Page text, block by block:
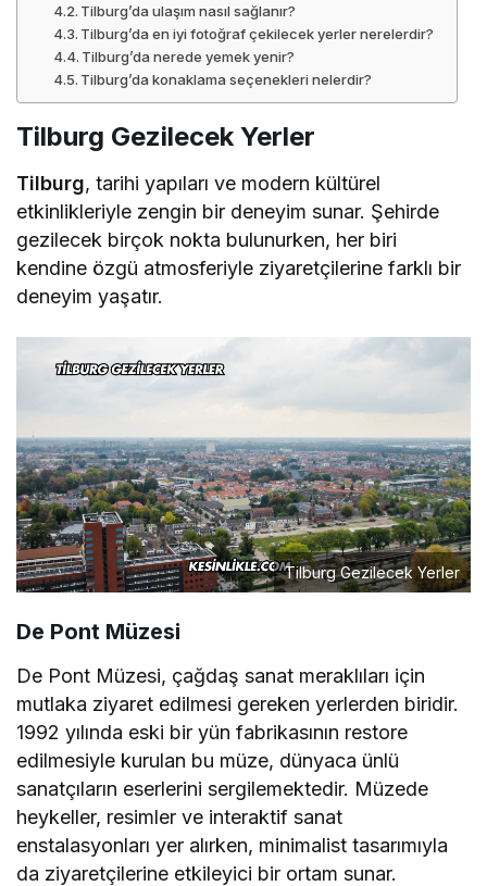
Tilburg’da ulaşım nasıl sağlanır?
Tilburg’da en iyi fotoğraf çekilecek yerler nerelerdir?
Tilburg’da nerede yemek yenir?
Tilburg’da konaklama seçenekleri nelerdir?
Tilburg Gezilecek Yerler
Tilburg, tarihi yapıları ve modern kültürel
etkinlikleriyle zengin bir deneyim sunar. Şehirde
gezilecek birçok nokta bulunurken, her biri
kendine özgü atmosferiyle ziyaretçilerine farklı bir
deneyim yaşatır.
Tilburg Gezilecek Yerler
De Pont Müzesi
De Pont Müzesi, çağdaş sanat meraklıları için
mutlaka ziyaret edilmesi gereken yerlerden biridir.
1992 yılında eski bir yün fabrikasının restore
edilmesiyle kurulan bu müze, dünyaca ünlü
sanatçıların eserlerini sergilemektedir. Müzede
heykeller, resimler ve interaktif sanat
enstalasyonları yer alırken, minimalist tasarımıyla
da ziyaretçilerine etkileyici bir ortam sunar.